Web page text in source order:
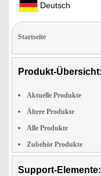
Deutsch
Startseite
Produkt-Übersicht:
Aktuelle Produkte
Ältere Produkte
Alle Produkte
Zubehör Produkte
Support-Elemente: